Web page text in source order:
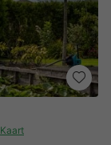
Kaart